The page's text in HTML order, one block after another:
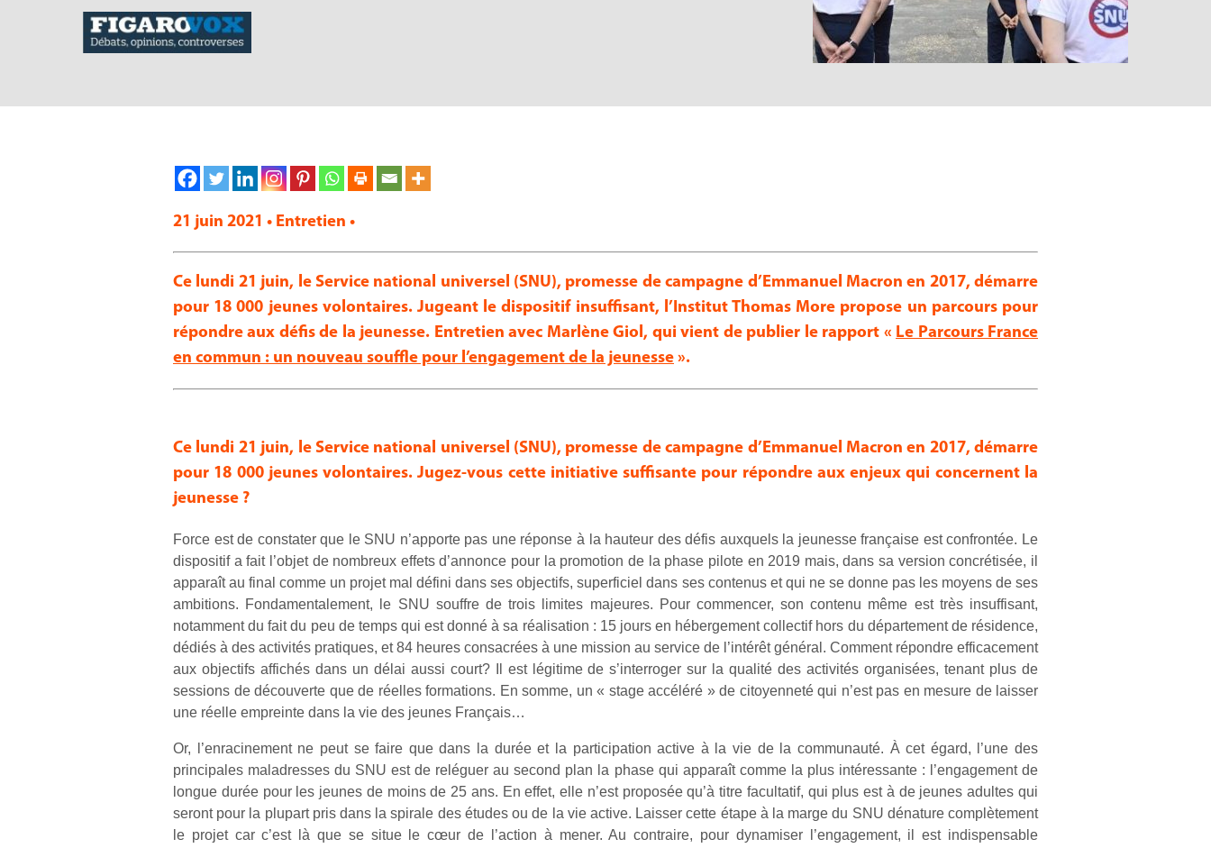
21 juin 2021 • Entretien •
Ce lundi 21 juin, le Service national universel (SNU), promesse de campagne d’Emmanuel Macron en 2017, démarre
pour 18 000 jeunes volontaires. Jugeant le dispositif insuffisant, l’Institut Thomas More propose un parcours pour
répondre aux défisde la jeunesse. Entretien avec Marlène Giol, qui vient de publier le rapport « Le Parcours France
en commun : un nouveau souffle pour l’engagement de la jeunesse ».
Ce lundi 21 juin, le Service national universel (SNU), promesse de campagne d’Emmanuel Macron en 2017, démarre
pour 18 000 jeunes volontaires. Jugez-vous cette initiative suffisante pour répondre aux enjeux qui concernent la
jeunesse ?
Force est de constater que le SNU n’apporte pas une réponse à la hauteur des défis auxquels la jeunesse française est confrontée. Le
dispositif a fait l’objet de nombreux effets d’annonce pour la promotion de la phase pilote en 2019 mais, dans sa version concrétisée, il
apparaît au final comme un projet mal défini dans ses objectifs, superficiel dans ses contenus et qui ne se donne pas les moyens de ses
ambitions. Fondamentalement, le SNU souffre de trois limites majeures. Pour commencer, son contenu même est très insuffisant,
notamment du fait du peu de temps qui est donné à sa réalisation : 15 jours en hébergement collectif hors du département de résidence,
dédiés à des activités pratiques, et 84 heures consacrées à une mission au service de l’intérêt général. Comment répondre efficacement
aux objectifs affichés dans un délai aussi court? Il est légitime de s’interroger sur la qualité des activités organisées, tenant plus de
sessions de découverte que de réelles formations. En somme, un « stage accéléré » de citoyenneté qui n’est pas en mesure de laisser
une réelle empreinte dans la vie des jeunes Français…
Or, l’enracinement ne peut se faire que dans la durée et la participation active à la vie de la communauté. À cet égard, l’une des
principales maladresses du SNU est de reléguer au second plan la phase qui apparaît comme la plus intéressante : l’engagement de
longue durée pour les jeunes de moins de 25 ans. En effet, elle n’est proposée qu’à titre facultatif, qui plus est à de jeunes adultes qui
seront pour la plupart pris dans la spirale des études ou de la vie active. Laisser cette étape à la marge du SNU dénature complètement
le projet car c’est là que se situe le cœur de l’action à mener. Au contraire, pour dynamiser l’engagement, il est indispensable